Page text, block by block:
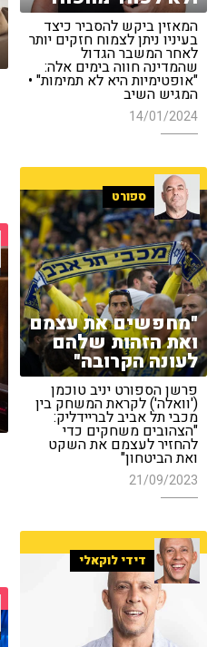
המאזין ביקש להסביר כיצד
בעיניו ניתן לצמוח חזקים יותר
לאחר המשבר הגדול
שהמדינה חווה בימים אלה:
"אופטימיות היא לא תמימות" •
המגיש השיב
14/01/2024
ספורט
"מחפשים את עצמם
ואת הזהות שלהם
לעונה הקרובה"
פרשן הספורט יניב טוכמן
('וואלה') לקראת המשחק בין
מכבי תל אביב לבריידליק:
"הצהובים משחקים כדי
להחזיר לעצמם את השקט
ואת הביטחון"
21/09/2023
דידי לוקאלי